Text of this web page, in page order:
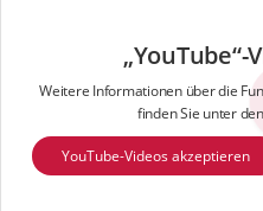
Weitere Informationen über die
finden Sie unter den
YouTube-Videos akzeptieren